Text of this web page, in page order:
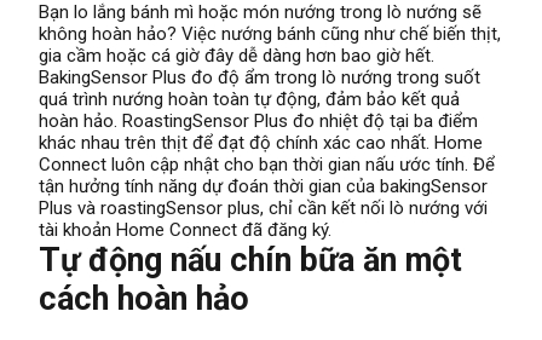
Bạn lo lắng bánh mì hoặc món nướng trong lò nướng sẽ
không hoàn hảo? Việc nướng bánh cũng như chế biến thịt,
gia cầm hoặc cá giờ đây dễ dàng hơn bao giờ hết.
BakingSensor Plus đo độ ẩm trong lò nướng trong suốt
quá trình nướng hoàn toàn tự động, đảm bảo kết quả
hoàn hảo. RoastingSensor Plus đo nhiệt độ tại ba điểm
khác nhau trên thịt để đạt độ chính xác cao nhất. Home
Connect luôn cập nhật cho bạn thời gian nấu ước tính. Để
tận hưởng tính năng dự đoán thời gian của bakingSensor
Plus và roastingSensor plus, chỉ cần kết nối lò nướng với
tài khoản Home Connect đã đăng ký.
Tự động nấu chín bữa ăn một
cách hoàn hảo